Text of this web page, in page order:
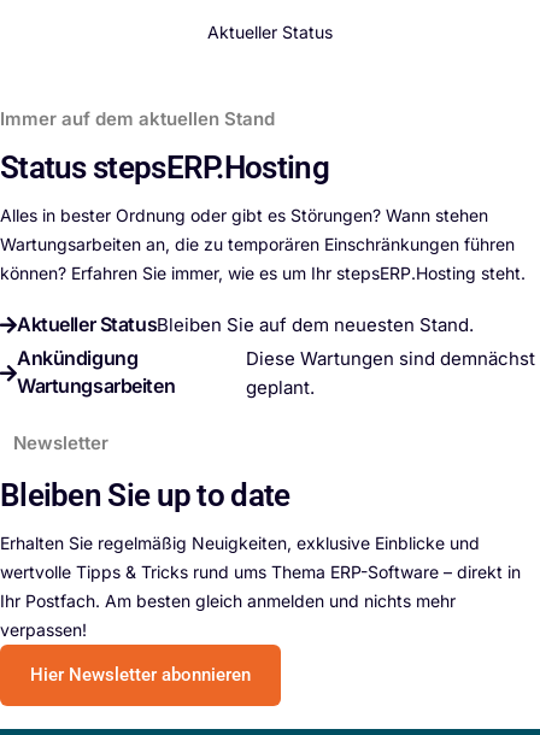
Aktueller Status
Immer auf dem aktuellen Stand
Status stepsERP.Hosting
Alles in bester Ordnung oder gibt es Störungen? Wann stehen
Wartungsarbeiten an, die zu temporären Einschränkungen führen
können? Erfahren Sie immer, wie es um Ihr stepsERP.Hosting steht.
Aktueller StatusBleiben Sie auf dem neuesten Stand.
Ankündigung
Wartungsarbeiten
Diese Wartungen sind demnächst
geplant.
Newsletter
Bleiben Sie up to date
Erhalten Sie regelmäßig Neuigkeiten, exklusive Einblicke und
wertvolle Tipps & Tricks rund ums Thema ERP-Software – direkt in
Ihr Postfach. Am besten gleich anmelden und nichts mehr
verpassen!
Hier Newsletter abonnieren